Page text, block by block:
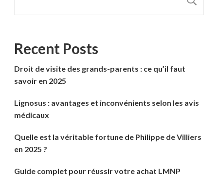
Recent Posts
Droit de visite des grands-parents : ce qu’il faut
savoir en 2025
Lignosus : avantages et inconvénients selon les avis
médicaux
Quelle est la véritable fortune de Philippe de Villiers
en 2025 ?
Guide complet pour réussir votre achat LMNP